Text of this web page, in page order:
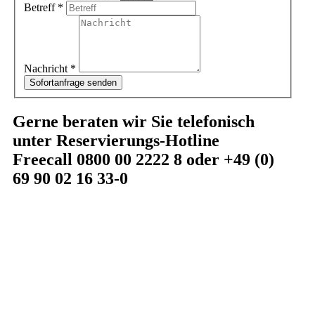
Betreff *
Nachricht *
Sofortanfrage senden
Gerne beraten wir Sie telefonisch
unter Reservierungs-Hotline
Freecall 0800 00 2222 8 oder +49 (0)
69 90 02 16 33-0